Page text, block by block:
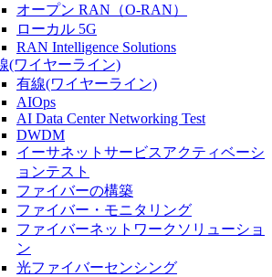
オープン RAN（O-RAN）
ローカル 5G
RAN Intelligence Solutions
(ワイヤーライン)
有線(ワイヤーライン)
AIOps
AI Data Center Networking Test
DWDM
イーサネットサービスアクティベーシ
ョンテスト
ファイバーの構築
ファイバー・モニタリング
ファイバーネットワークソリューショ
ン
光ファイバーセンシング